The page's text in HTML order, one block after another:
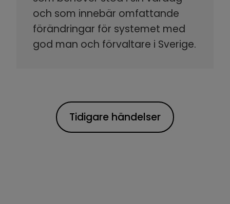
och som innebär omfattande
förändringar för systemet med
god man och förvaltare i Sverige.
Tidigare händelser